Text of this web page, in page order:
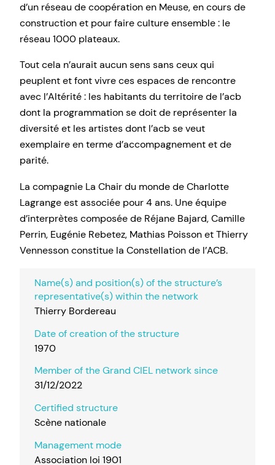
d’un réseau de coopération en Meuse, en cours de
construction et pour faire culture ensemble : le
réseau 1000 plateaux.
Tout cela n’aurait aucun sens sans ceux qui
peuplent et font vivre ces espaces de rencontre
avec l’Altérité : les habitants du territoire de l’acb
dont la programmation se doit de représenter la
diversité et les artistes dont l’acb se veut
exemplaire en terme d’accompagnement et de
parité.
La compagnie La Chair du monde de Charlotte
Lagrange est associée pour 4 ans. Une équipe
d’interprètes composée de Réjane Bajard, Camille
Perrin, Eugénie Rebetez, Mathias Poisson et Thierry
Vennesson constitue la Constellation de l’ACB.
Name(s) and position(s) of the structure’s
representative(s) within the network
Thierry Bordereau
Date of creation of the structure
1970
Member of the Grand CIEL network since
31/12/2022
Certified structure
Scène nationale
Management mode
Association loi 1901